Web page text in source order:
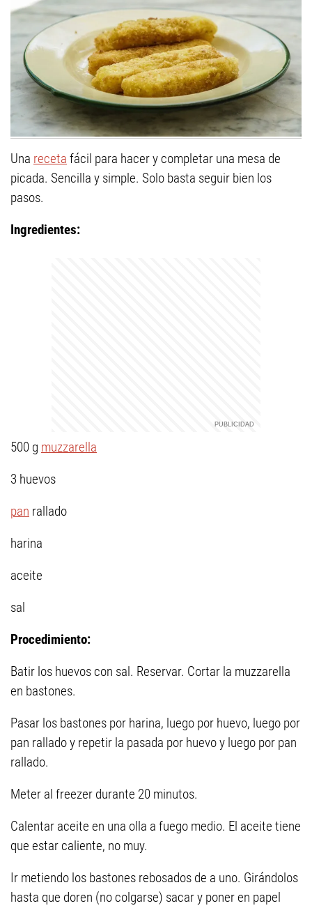
Una receta fácil para hacer y completar una mesa de
picada. Sencilla y simple. Solo basta seguir bien los
pasos.
Ingredientes:
500 g muzzarella
3 huevos
pan rallado
harina
aceite
sal
Procedimiento:
Batir los huevos con sal. Reservar. Cortar la muzzarella
en bastones.
Pasar los bastones por harina, luego por huevo, luego por
pan rallado y repetir la pasada por huevo y luego por pan
rallado.
Meter al freezer durante 20 minutos.
Calentar aceite en una olla a fuego medio. El aceite tiene
que estar caliente, no muy.
Ir metiendo los bastones rebosados de a uno. Girándolos
hasta que doren (no colgarse) sacar y poner en papel